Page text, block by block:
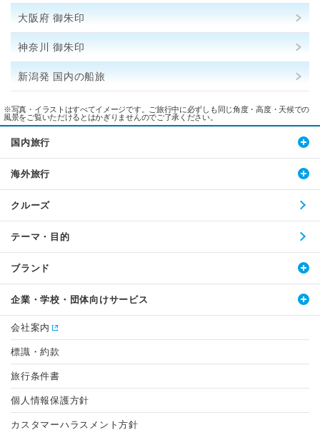
大阪府 御朱印
神奈川 御朱印
新潟発 国内の船旅
※写真・イラストはすべてイメージです。ご旅行中に必ずしも同じ角度・高度・天候での
風景をご覧いただけるとはかぎりませんのでご了承ください。
国内旅行
海外旅行
クルーズ
テーマ・目的
ブランド
企業・学校・団体向けサービス
会社案内
標識・約款
旅行条件書
個人情報保護方針
カスタマーハラスメント方針